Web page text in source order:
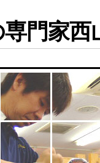
門家